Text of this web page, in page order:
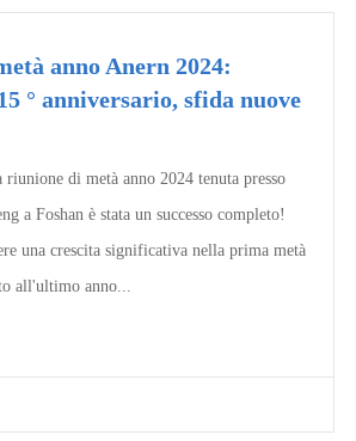
anno Anern 2024:
° anniversario, sfida nuove
di metà anno 2024 tenuta presso
a Foshan è stata un successo completo!
una crescita significativa nella prima metà
all'ultimo anno...